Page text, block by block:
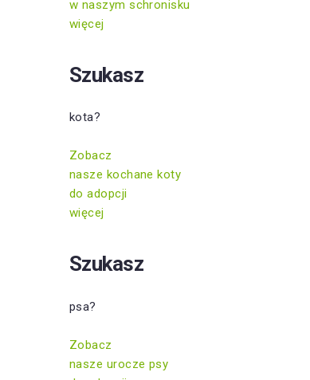
w naszym schronisku
więcej
Szukasz
kota?
Zobacz
nasze kochane koty
do adopcji
więcej
Szukasz
psa?
Zobacz
nasze urocze psy